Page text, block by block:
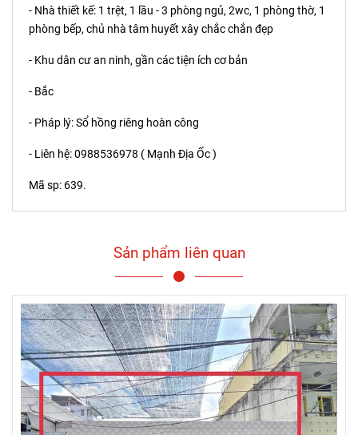
- Nhà thiết kế: 1 trệt, 1 lầu - 3 phòng ngủ, 2wc, 1 phòng thờ, 1
phòng bếp, chủ nhà tâm huyết xây chắc chắn đẹp
- Khu dân cư an ninh, gần các tiện ích cơ bản
- Bắc
- Pháp lý: Sổ hồng riêng hoàn công
- Liên hệ: 0988536978 ( Mạnh Địa Ốc )
Mã sp: 639.
Sản phẩm liên quan